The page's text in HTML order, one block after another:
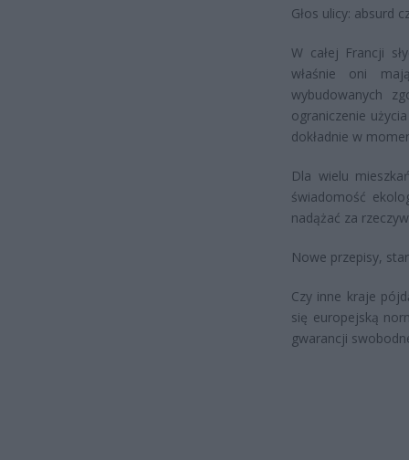
Głos ulicy: absurd
W całej Francji
właśnie oni
wybudowanych
ograniczenie
dokładnie w
Dla wielu
świadomość
nadążać za
Nowe przepisy,
Czy inne kraje
się europejską
gwarancji